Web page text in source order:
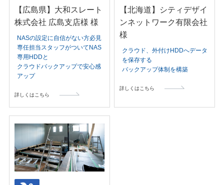
【広島県】大和スレート
株式会社 広島支店様 様
NASの設定に自信がない方必見
専任担当スタッフがついてNAS
専用HDDと
クラウドバックアップで安心感
アップ
詳しくはこちら
【北海道】シティデザイ
ンネットワーク有限会社
様
クラウド、外付けHDDへデータ
を保存する
バックアップ体制を構築
詳しくはこちら